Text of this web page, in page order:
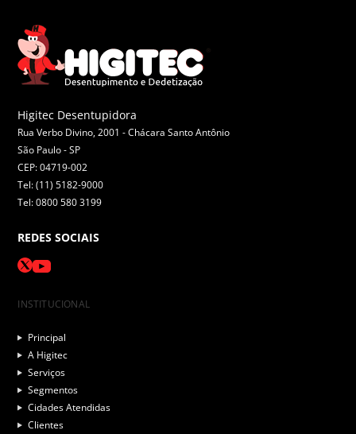
Higitec Desentupidora
Rua Verbo Divino, 2001 - Chácara Santo Antônio
São Paulo -SP
CEP: 04719-002
Tel: (11) 5182-9000
Tel: 0800 580 3199
REDES SOCIAIS
INSTITUCIONAL
Principal
A Higitec
Serviços
Segmentos
Cidades Atendidas
Clientes